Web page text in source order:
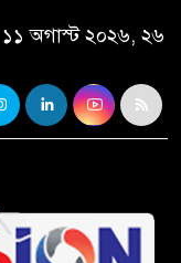
১১ অগাস্ট ২০২৬, ২৬